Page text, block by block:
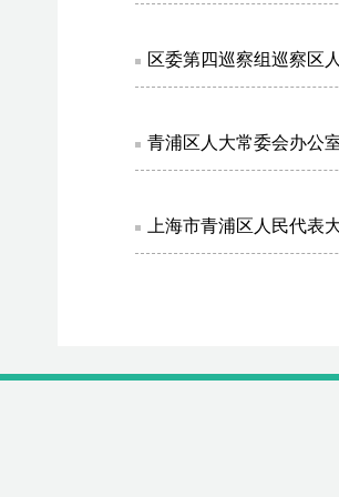
区委第四巡察组巡察区
青浦区人大常委会办公
上海市青浦区人民代表